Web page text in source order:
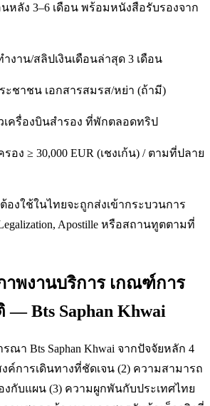
หลัง 3–6 เดือน พร้อมหนังสือรับรองจาก
งาน/สลิปเงินเดือนล่าสุด 3 เดือน
ะชาชน เอกสารสมรส/หย่า (ถ้ามี)
เครื่องบินสำรอง ที่พักตลอดทริป
อง ≥ 30,000 EUR (เชงเก้น) / ตามที่ปลาย
องใช้ในไทยจะถูกส่งเข้ากระบวนการ
Apostille หรือสถานทูตตามที่
พงานบริการ เกณฑ์การ
Bts Saphan Khwai
ณา Bts Saphan Khwai จากปัจจัยหลัก 4
ค์การเดินทางที่ชัดเจน (2) ความสามารถ
งกับแผน (3) ความผูกพันกับประเทศไทย